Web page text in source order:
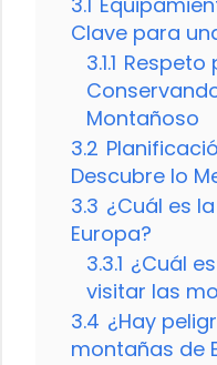
Clave para
3.1.1 Respeto
Montañoso
3.2
Descubre lo
3.3 ¿Cuál es
Europa?
3.3.1 ¿Cuál
visitar las
3.4 ¿Hay
montañas de